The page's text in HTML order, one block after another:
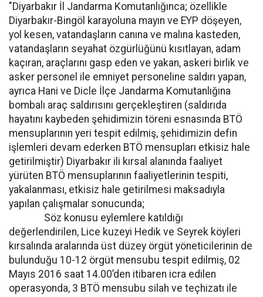
"Diyarbakır İl Jandarma Komutanlığınca; özellikle
Diyarbakır-Bingöl karayoluna mayın ve EYP döşeyen,
yol kesen, vatandaşların canına ve malına kasteden,
vatandaşların seyahat özgürlüğünü kısıtlayan, adam
kaçıran, araçlarını gasp eden ve yakan, askeri birlik ve
asker personel ile emniyet personeline saldırı yapan,
ayrıca Hani ve Dicle İlçe Jandarma Komutanlığına
bombalı araç saldırısını gerçekleştiren (saldırıda
hayatını kaybeden şehidimizin töreni esnasında BTÖ
mensuplarının yeri tespit edilmiş, şehidimizin defin
işlemleri devam ederken BTÖ mensupları etkisiz hale
getirilmiştir) Diyarbakır ili kırsal alanında faaliyet
yürüten BTÖ mensuplarının faaliyetlerinin tespiti,
yakalanması, etkisiz hale getirilmesi maksadıyla
yapılan çalışmalar sonucunda;
Söz konusu eylemlere katıldığı
değerlendirilen, Lice kuzeyi Hedik ve Seyrek köyleri
kırsalında aralarında üst düzey örgüt yöneticilerinin de
bulunduğu 10-12 örgüt mensubu tespit edilmiş, 02
Mayıs 2016 saat 14.00’den itibaren icra edilen
operasyonda, 3 BTÖ mensubu silah ve teçhizatı ile